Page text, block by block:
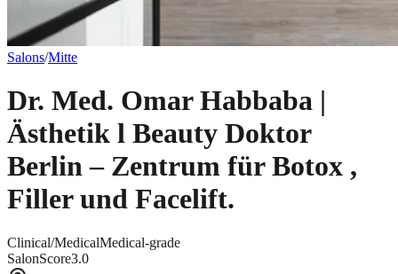
Salons/Mitte
Dr. Med. Omar Habbaba |
Ästhetik l Beauty Doktor
Berlin – Zentrum für Botox ,
Filler und Facelift.
Clinical/MedicalMedical-grade
SalonScore3.0